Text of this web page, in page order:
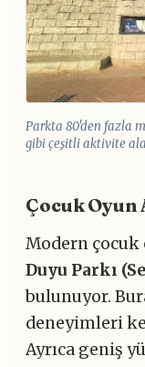
Parkta 80'den fazla
gibi çeşitli aktivite
Çocuk Oyun
Modern
Duyu Parkı
bulunuyor.
deneyimleri
Ayrıca geniş